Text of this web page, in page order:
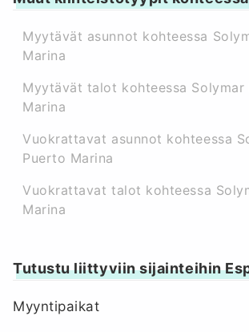
Myytävät asunnot kohteessa
Marina
Myytävät talot kohteessa Solymar
Marina
Vuokrattavat asunnot kohteessa
Puerto Marina
Vuokrattavat talot kohteessa
Marina
Tutustu liittyviin sijainteihin
Myyntipaikat